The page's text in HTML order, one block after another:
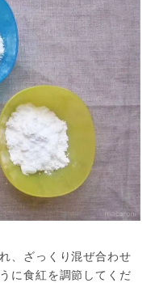
、ざっくり混ぜ合わせ
に食紅を調節してくだ